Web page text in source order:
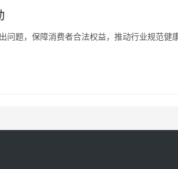
问题，保障消费者合法权益，推动行业规范健